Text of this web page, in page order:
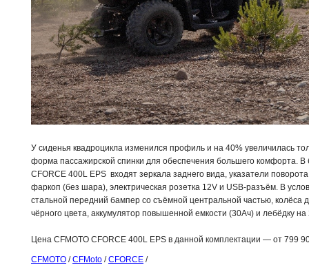
У сиденья квадроцикла изменился профиль и на 40% увеличилась
форма пассажирской спинки для обеспечения большего комфорта. В
CFORCE 400L EPS входят зеркала заднего вида, указатели
фаркоп (без шара), электрическая розетка 12V и USB-разъём. В
стальной передний бампер со съёмной центральной частью, колёса
чёрного цвета, аккумулятор повышенной емкости (30Ач) и лебёдку
Цена CFMOTO CFORCE 400L EPS в данной комплектации — от 799
CFMOTO /CFMoto /CFORCE /